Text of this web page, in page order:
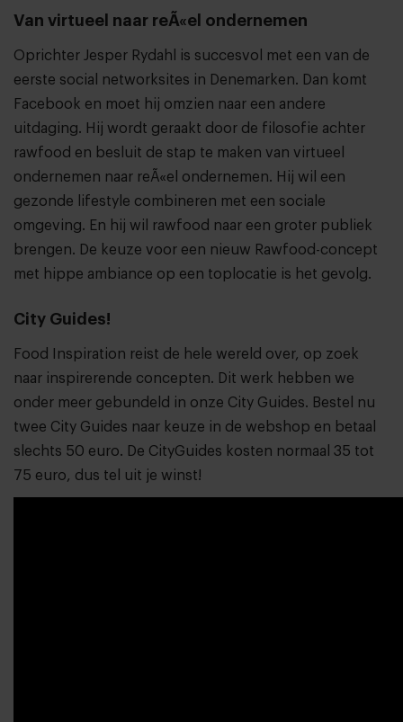
Van virtueel naar reÃ«el ondernemen
Oprichter Jesper Rydahl is succesvol met een van de
eerste social networksites in Denemarken. Dan komt
Facebook en moet hij omzien naar een andere
uitdaging. Hij wordt geraakt door de filosofie achter
rawfood en besluit de stap te maken van virtueel
ondernemen naar reÃ«el ondernemen. Hij wil een
gezonde lifestyle combineren met een sociale
omgeving. En hij wil rawfood naar een groter publiek
brengen. De keuze voor een nieuw Rawfood-concept
met hippe ambiance op een toplocatie is het gevolg.
City Guides!
Food Inspiration reist de hele wereld over, op zoek
naar inspirerende concepten. Dit werk hebben we
onder meer gebundeld in onze City Guides. Bestel nu
twee City Guides naar keuze in de webshop en betaal
slechts 50 euro. De CityGuides kosten normaal 35 tot
75 euro, dus tel uit je winst!